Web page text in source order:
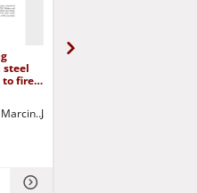
Jurczak, Paweł - red.
steel
to fire
Jurczak, Paweł - red.